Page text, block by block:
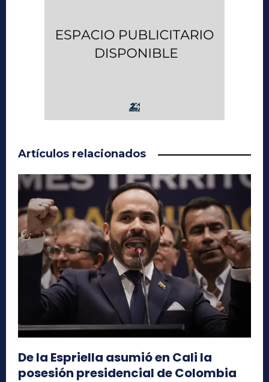
Artículos relacionados
De la Espriella asumió en Cali la
posesión presidencial de Colombia